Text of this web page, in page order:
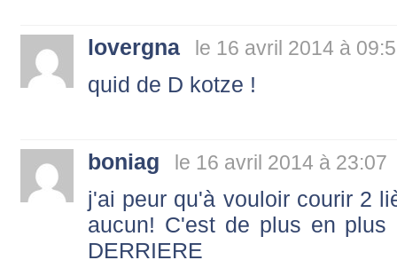
lovergna le 16 avril 2014 à
quid de D kotze !
boniag le 16 avril 2014 à 23:07
j'ai peur qu'à vouloir courir 2
aucun! C'est de plus en
DERRIERE